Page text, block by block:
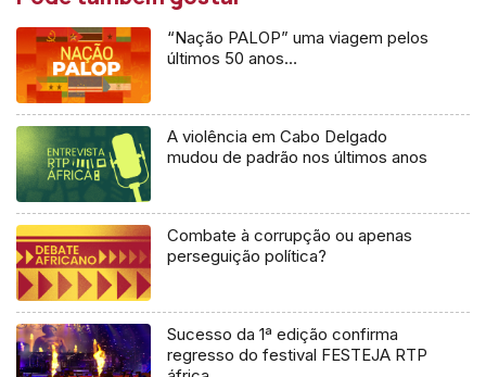
“Nação PALOP” uma viagem pelos
últimos 50 anos…
A violência em Cabo Delgado
mudou de padrão nos últimos anos
Combate à corrupção ou apenas
perseguição política?
Sucesso da 1ª edição confirma
regresso do festival FESTEJA RTP